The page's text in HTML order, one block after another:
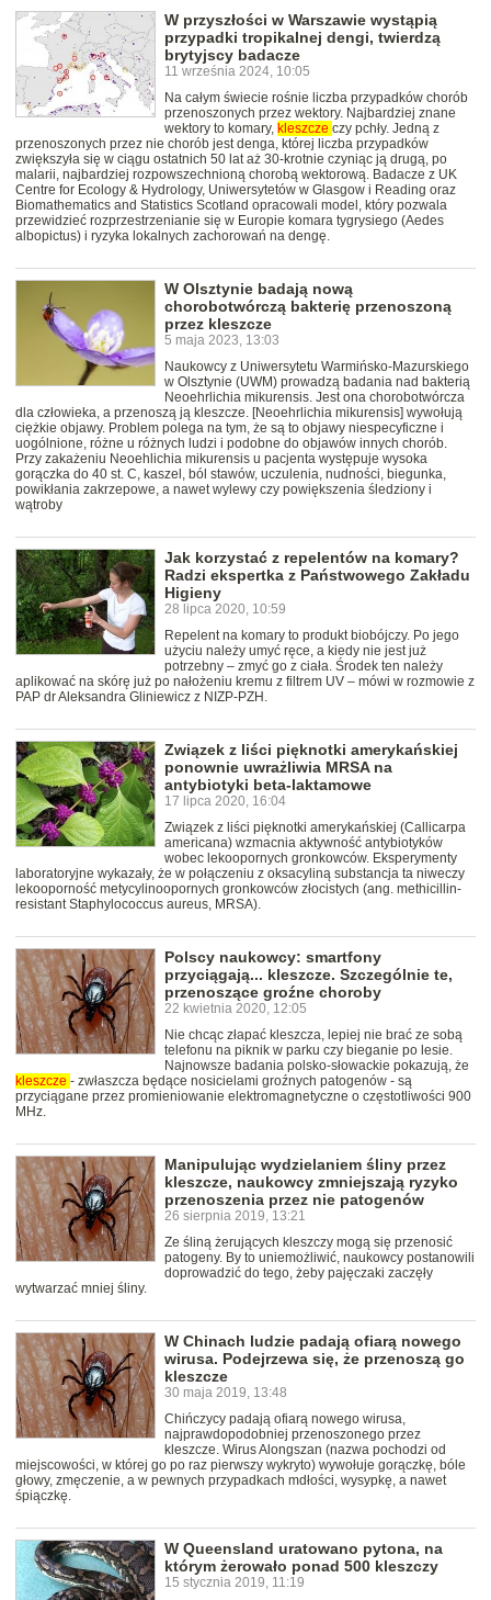
W przyszłości w Warszawie wystąpią
przypadki tropikalnej dengi, twierdzą
brytyjscy badacze
11 września 2024, 10:05
Na całym świecie rośnie liczba przypadków chorób
przenoszonych przez wektory. Najbardziej znane
wektory to komary, kleszcze czy pchły. Jedną z
przenoszonych przez nie chorób jest denga, której liczba przypadków
zwiększyła się w ciągu ostatnich 50 lat aż 30-krotnie czyniąc ją drugą, po
malarii, najbardziej rozpowszechnioną chorobą wektorową. Badacze z UK
Centre for Ecology & Hydrology, Uniwersytetów w Glasgow i Reading oraz
Biomathematics and Statistics Scotland opracowali model, który pozwala
przewidzieć rozprzestrzenianie się w Europie komara tygrysiego (Aedes
albopictus) i ryzyka lokalnych zachorowań na dengę.
W Olsztynie badają nową
chorobotwórczą bakterię przenoszoną
przez kleszcze
5 maja 2023, 13:03
Naukowcy z Uniwersytetu Warmińsko-Mazurskiego
w Olsztynie (UWM) prowadzą badania nad bakterią
Neoehrlichia mikurensis. Jest ona chorobotwórcza
dla człowieka, a przenoszą ją kleszcze. [Neoehrlichia mikurensis] wywołują
ciężkie objawy. Problem polega na tym, że są to objawy niespecyficzne i
uogólnione, różne u różnych ludzi i podobne do objawów innych chorób.
Przy zakażeniu Neoehlichia mikurensis u pacjenta występuje wysoka
gorączka do 40 st. C, kaszel, ból stawów, uczulenia, nudności, biegunka,
powikłania zakrzepowe, a nawet wylewy czy powiększenia śledziony i
wątroby
Jak korzystać z repelentów na komary?
Radzi ekspertka z Państwowego Zakładu
Higieny
28 lipca 2020, 10:59
Repelent na komary to produkt biobójczy. Po jego
użyciu należy umyć ręce, a kiedy nie jest już
potrzebny – zmyć go z ciała. Środek ten należy
aplikować na skórę już po nałożeniu kremu z filtrem UV – mówi w rozmowie z
PAP dr Aleksandra Gliniewicz z NIZP-PZH.
Związek z liści pięknotki amerykańskiej
ponownie uwrażliwia MRSA na
antybiotyki beta-laktamowe
17 lipca 2020, 16:04
Związek z liści pięknotki amerykańskiej (Callicarpa
americana) wzmacnia aktywność antybiotyków
wobec lekoopornych gronkowców. Eksperymenty
laboratoryjne wykazały, że w połączeniu z oksacyliną substancja ta niweczy
lekooporność metycylinoopornych gronkowców złocistych (ang. methicillin-
resistant Staphylococcus aureus, MRSA).
Polscy naukowcy: smartfony
przyciągają... kleszcze. Szczególnie te,
przenoszące groźne choroby
22 kwietnia 2020, 12:05
Nie chcąc złapać kleszcza, lepiej nie brać ze sobą
telefonu na piknik w parku czy bieganie po lesie.
Najnowsze badania polsko-słowackie pokazują, że
kleszcze - zwłaszcza będące nosicielami groźnych patogenów - są
przyciągane przez promieniowanie elektromagnetyczne o częstotliwości 900
MHz.
Manipulując wydzielaniem śliny przez
kleszcze, naukowcy zmniejszają ryzyko
przenoszenia przez nie patogenów
26 sierpnia 2019, 13:21
Ze śliną żerujących kleszczy mogą się przenosić
patogeny. By to uniemożliwić, naukowcy postanowili
doprowadzić do tego, żeby pajęczaki zaczęły
wytwarzać mniej śliny.
W Chinach ludzie padają ofiarą nowego
wirusa. Podejrzewa się, że przenoszą go
kleszcze
30 maja 2019, 13:48
Chińczycy padają ofiarą nowego wirusa,
najprawdopodobniej przenoszonego przez
kleszcze. Wirus Alongszan (nazwa pochodzi od
miejscowości, w której go po raz pierwszy wykryto) wywołuje gorączkę, bóle
głowy, zmęczenie, a w pewnych przypadkach mdłości, wysypkę, a nawet
śpiączkę.
W Queensland uratowano pytona, na
którym żerowało ponad 500 kleszczy
15 stycznia 2019, 11:19